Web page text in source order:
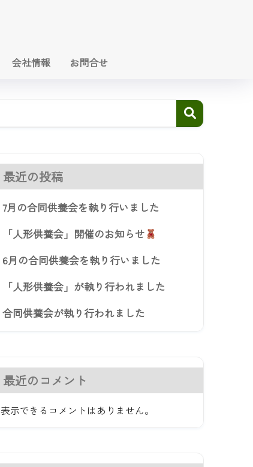
会社情報 お問合せ
最近の投稿
7月の合同供養会を執り行いました
「人形供養会」開催のお知らせ
6月の合同供養会を執り行いました
「人形供養会」が執り行われました
合同供養会が執り行われました
最近のコメント
表示できるコメントはありません。